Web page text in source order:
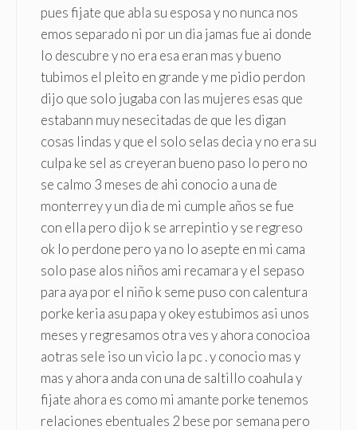
pues fijate que abla su esposa y no nunca nos
emos separado ni por un dia jamas fue ai donde
lo descubre y no era esa eran mas y bueno
tubimos el pleito en grande y me pidio perdon
dijo que solo jugaba con las mujeres esas que
estabann muy nesecitadas de que les digan
cosas lindas y que el solo selas decia y no era su
culpa ke sel as creyeran bueno paso lo pero no
se calmo 3 meses de ahi conocio a una de
monterrey y un dia de mi cumple años se fue
con ella pero dijo k se arrepintio y se regreso
ok lo perdone pero ya no lo asepte en mi cama
solo pase alos niños ami recamara y el sepaso
para aya por el niño k seme puso con calentura
porke keria asu papa y okey estubimos asi unos
meses y regresamos otra ves y ahora conocioa
aotras sele iso un vicio la pc . y conocio mas y
mas y ahora anda con una de saltillo coahula y
fijate ahora es como mi amante porke tenemos
relaciones ebentuales 2 bese por semana pero